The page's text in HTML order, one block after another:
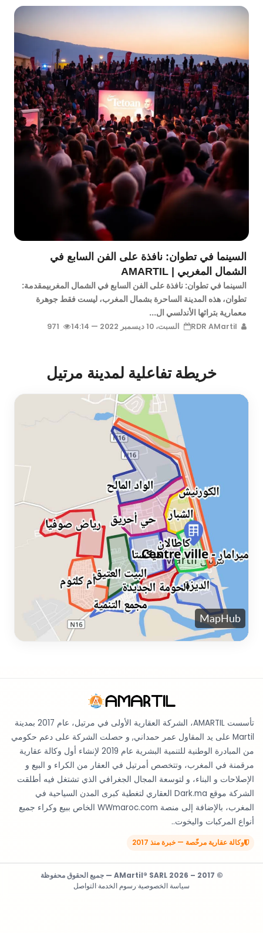
السينما في تطوان: نافذة على الفن السابع في
الشمال المغربي | AMARTIL
السينما في تطوان: نافذة على الفن السابع في الشمال المغربيمقدمة:
تطوان، هذه المدينة الساحرة بشمال المغرب، ليست فقط جوهرة
معمارية بتراثها الأندلسي ال...
السبت، 10 ديسمبر 2022 — 14:14
خريطة تفاعلية لمدينة مرتيل
تأسست AMARTIL، الشركة العقارية الأولى في مرتيل، عام 2017 بمدينة
Martil على يد المقاول عمر حمداني, و حصلت الشركة على دعم حكومي
من المبادرة الوطنية للتنمية البشرية عام 2019 لإنشاء أول وكالة عقارية
مرقمنة في المغرب، وتتخصص أمرتيل في العقار من الكراء و البيع و
الإصلاحات و البناء، و لتوسعة المجال الجغرافي الذي تشتغل فيه أطلقت
الشركة موقع Dark.ma العقاري لتغطية كبرى المدن السياحية في
المغرب، بالإضافة إلى منصة WWmaroc.com الخاص ببيع وكراء جميع
أنواع المركبات واليخوت..
وكالة عقارية مرخّصة — خبرة منذ 2017
© 2017 – 2026 AMartil® SARL — جميع الحقوق محفوظة
سياسة الخصوصية·رسوم الخدمة·التواصل